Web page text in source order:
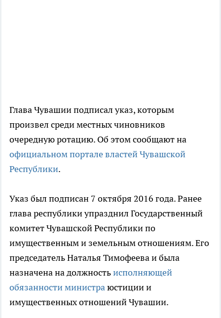
Глава Чувашии подписал указ, которым
произвел среди местных чиновников
очередную ротацию. Об этом сообщают на
официальном портале властей Чувашской
Республики.
Указ был подписан 7 октября 2016 года. Ранее
глава республики упразднил Государственный
комитет Чувашской Республики по
имущественным и земельным отношениям. Его
председатель Наталья Тимофеева и была
назначена на должностьисполняющей
обязанности министраюстиции и
имущественных отношений Чувашии.